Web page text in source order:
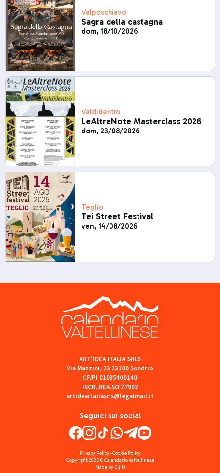
Valposchiavo
Sagra della castagna
dom, 18/10/2026
Valdidentro
LeAltreNote Masterclass 2026
dom, 23/08/2026
Teglio
Tei Street Festival
ven, 14/08/2026
Seguici sui social
ART'IDEA ITALIA SRLS
Via Mazzini, 23 23100 Sondrio
CF/PI 01035400140
ISCR. REA SO 77902
artideaitaliasrls@legalmail.it
Privacy Policy-Cookie Policy
Copyright 2025 © Calendario Valtellinese
Made by Dijiti